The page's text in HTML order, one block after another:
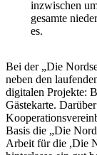
inzwischen
gesamte
es.
Bei der „Die
neben den
digitalen Projekte:
Gästekarte.
Basis die „Die
Arbeit für die ,Die